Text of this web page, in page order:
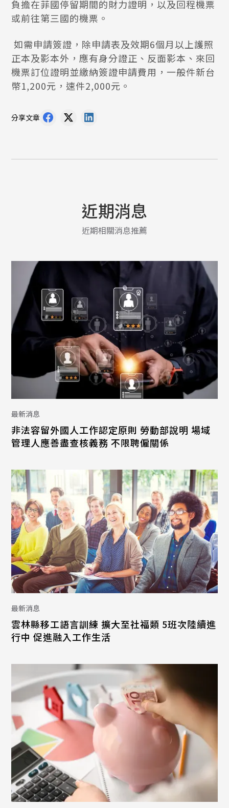
負擔在菲國停留期間的財力證明，以及回程機票
或前往第三國的機票。
如需申請簽證，除申請表及效期6個月以上護照
正本及影本外，應有身分證正、反面影本、來回
機票訂位證明並繳納簽證申請費用，一般件新台
幣1,200元，速件2,000元。
分享文章
近期消息
近期相關消息推薦
最新消息
非法容留外國人工作認定原則 勞動部說明 場域
管理人應善盡查核義務 不限聘僱關係
最新消息
雲林縣移工語言訓練 擴大至社福類 5班次陸續進
行中 促進融入工作生活